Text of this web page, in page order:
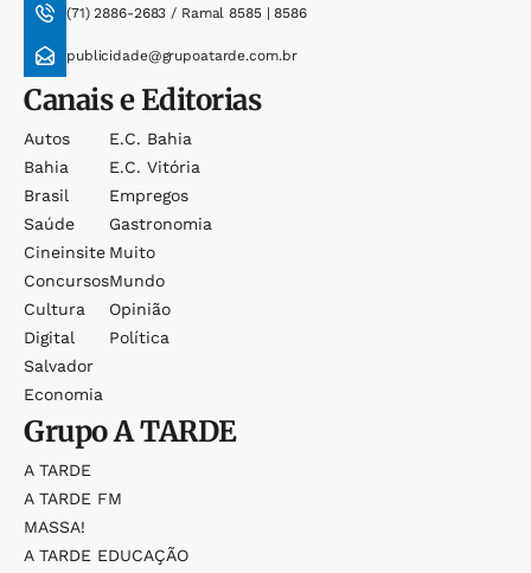
(71) 2886-2683 / Ramal 8585 | 8586
publicidade@grupoatarde.com.br
Canais e Editorias
Autos
Bahia
Brasil
Saúde
Cineinsite
Concursos
Cultura
Digital
Salvador
Economia
E.c. Bahia
E.c. Vitória
Empregos
Gastronomia
Muito
Mundo
Opinião
Política
GrupoA TARDE
A TARDE
A TARDE FM
MASSA!
A TARDE EDUCAÇÃO